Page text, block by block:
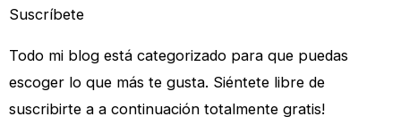
Suscríbete
Todo mi blog está categorizado para que puedas
escoger lo que más te gusta. Siéntete libre de
suscribirte a a continuación totalmente gratis!